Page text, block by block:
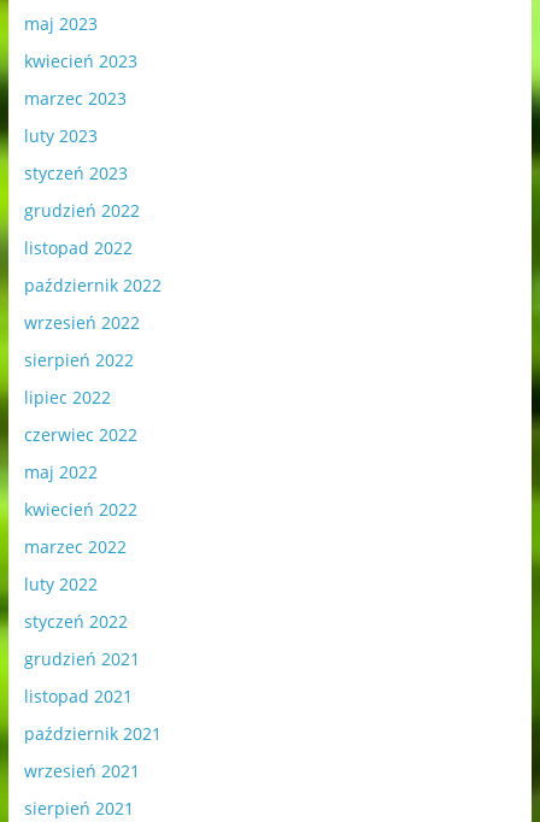
maj 2023
kwiecień 2023
marzec 2023
luty 2023
styczeń 2023
grudzień 2022
listopad 2022
październik 2022
wrzesień 2022
sierpień 2022
lipiec 2022
czerwiec 2022
maj 2022
kwiecień 2022
marzec 2022
luty 2022
styczeń 2022
grudzień 2021
listopad 2021
październik 2021
wrzesień 2021
sierpień 2021